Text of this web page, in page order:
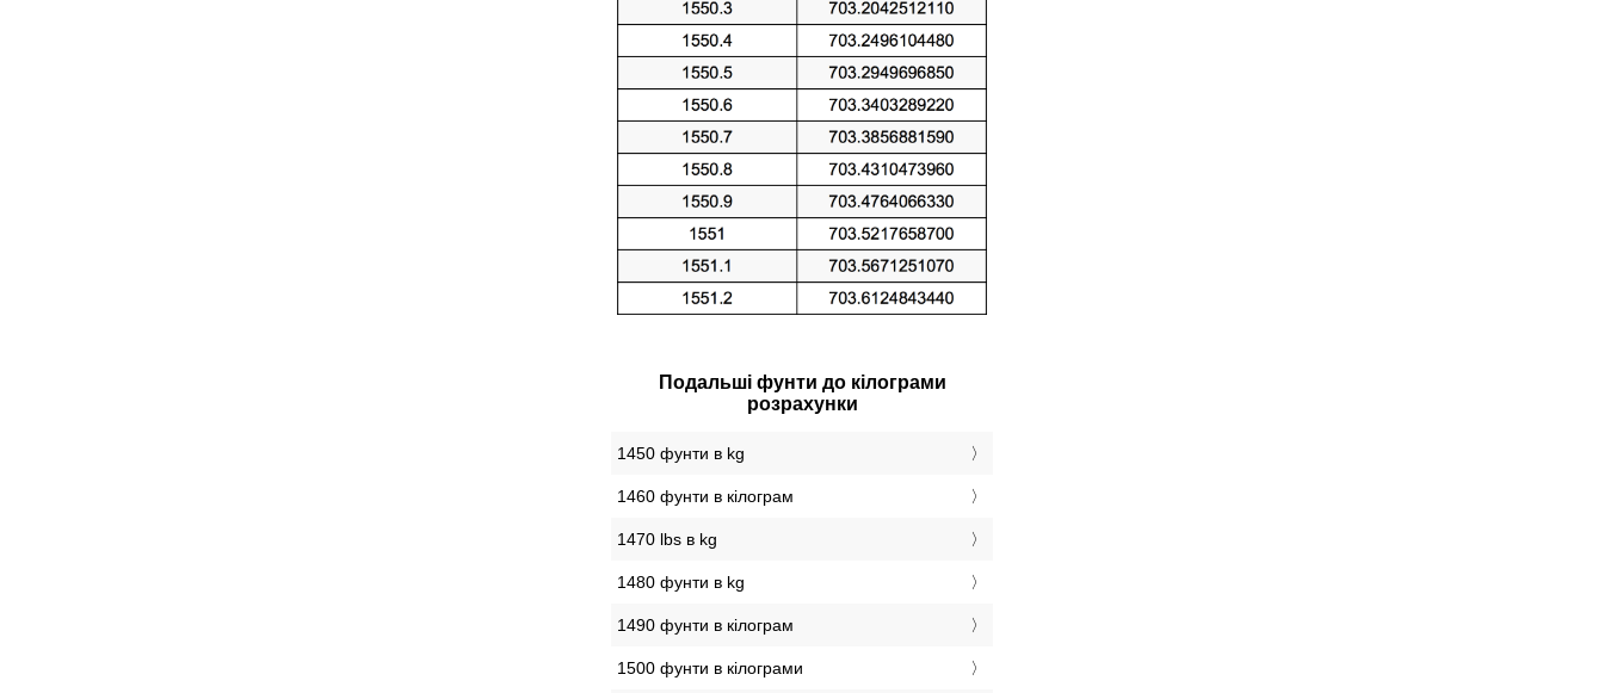
Подальші фунти до кілограми
розрахунки
1450 фунти в kg
1460 фунти в кілограм
1470 lbs в kg
1480 фунти в kg
1490 фунти в кілограм
1500 фунти в кілограми